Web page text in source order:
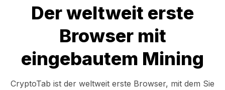
Der weltweit erste
Browser mit
eingebautem Mining
CryptoTab ist der weltweit erste Browser, mit dem Sie